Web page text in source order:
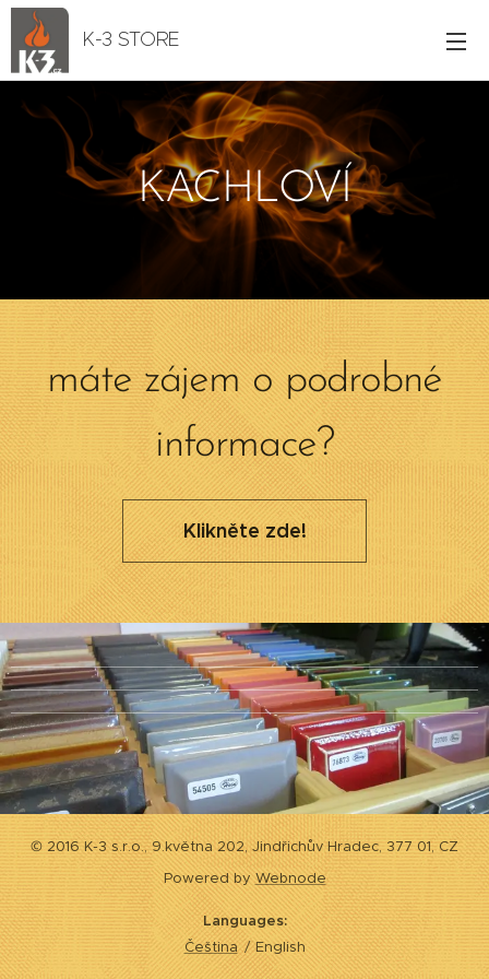
K-3 STORE
KACHLOVÍ
máte zájem o podrobné
informace?
Klikněte zde!
© 2016 K-3 s.r.o., 9.května 202, Jindřichův Hradec, 377 01, CZ
Powered byWebnode
Languages
Čeština
English